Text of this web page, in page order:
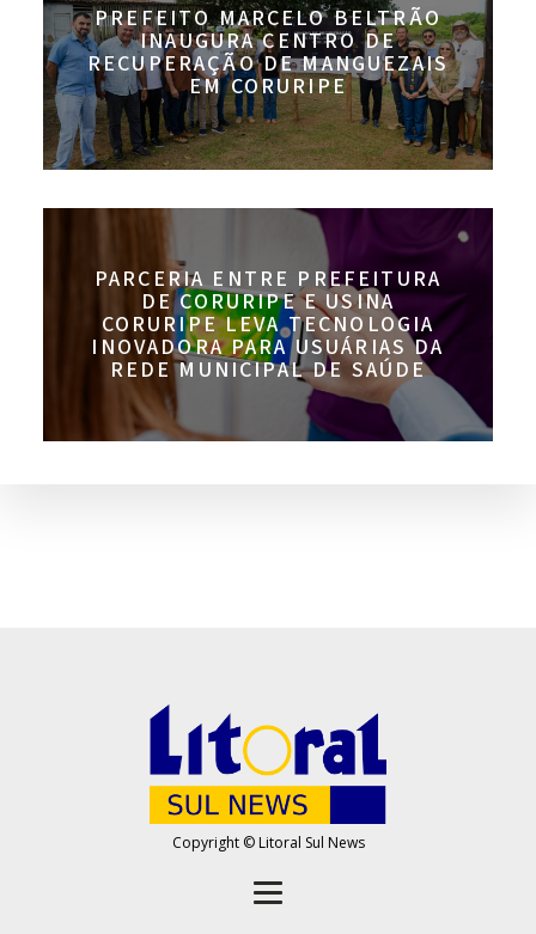
PREFEITO MARCELO BELTRÃO
INAUGURA CENTRO DE
RECUPERAÇÃO DE MANGUEZAIS
EM CORURIPE
PARCERIA ENTRE PREFEITURA
DE CORURIPE E USINA
CORURIPE LEVA TECNOLOGIA
INOVADORA PARA USUÁRIAS DA
REDE MUNICIPAL DE SAÚDE
Copyright © Litoral Sul News